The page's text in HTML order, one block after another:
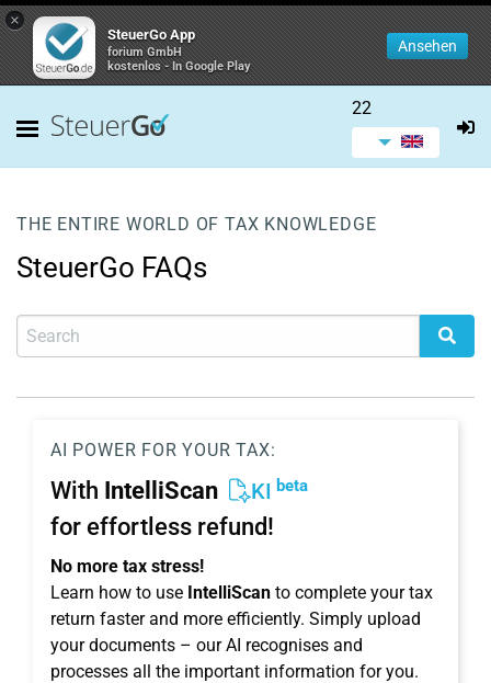
×
SteuerGo App
forium GmbH
kostenlos - In Google Play
Ansehen
22
THE ENTIRE WORLD OF TAX KNOWLEDGE
SteuerGo FAQs
AI POWER FOR YOUR TAX:
With IntelliScan KI beta
for effortless refund!
No more tax stress!
Learn how to use IntelliScan to complete your tax
return faster and more efficiently. Simply upload
your documents – our AI recognises and
processes all the important information for you.